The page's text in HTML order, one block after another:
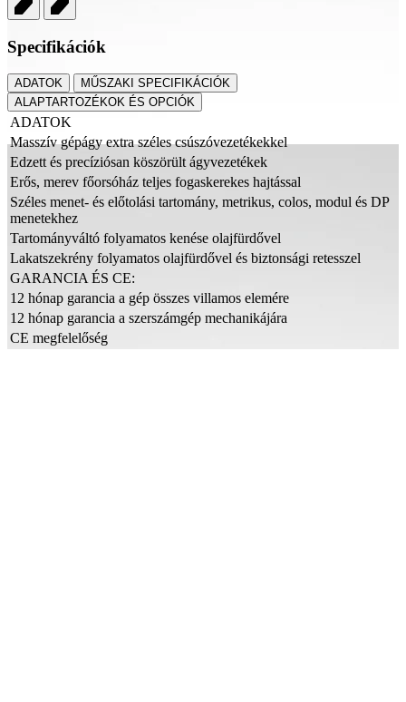
Specifikációk
ADATOK
MŰSZAKI SPECIFIKÁCIÓK
ALAPTARTOZÉKOK ÉS OPCIÓK
ADATOK
Masszív gépágy extra széles csúszóvezetékekkel
Edzett és precíziósan köszörült ágyvezetékek
Erős, merev főorsóház teljes fogaskerekes hajtással
Széles menet- és előtolási tartomány, metrikus, colos, modul és DP
menetekhez
Tartományváltó folyamatos kenése olajfürdővel
Lakatszekrény folyamatos olajfürdővel és biztonsági retesszel
GARANCIA ÉS CE:
12 hónap garancia a gép összes villamos elemére
12 hónap garancia a szerszámgép mechanikájára
CE megfelelőség